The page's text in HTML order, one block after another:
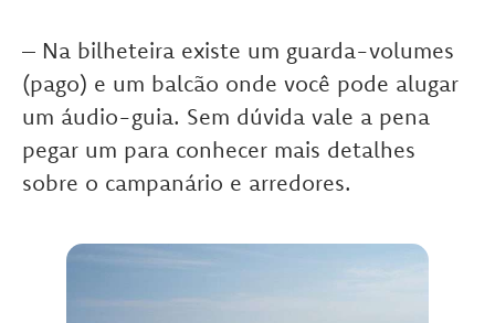
– Na bilheteira existe um guarda-volumes
(pago) e um balcão onde você pode alugar
um áudio-guia. Sem dúvida vale a pena
pegar um para conhecer mais detalhes
sobre o campanário e arredores.